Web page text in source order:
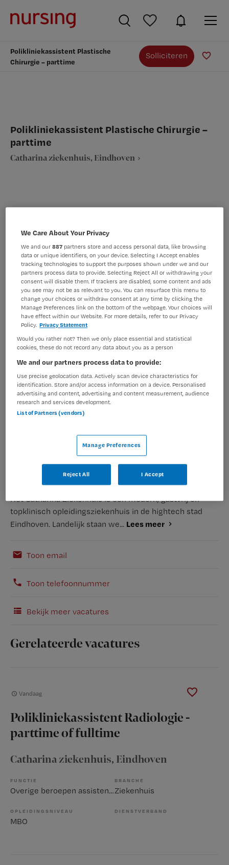
Polikliniekassistent Plastische
Chirurgie – parttime
Solliciteren
Polikliniekassistent Plastische Chirurgie –
parttime
Catharina ziekenhuis, Eindhoven
Assistenten
BRANCHE
Ziekenhuis
AANSTELLING
Vaste aanstelling
PLAATSINGSDATUM
7 juli 2025
NIVEAU
MBO
ERVARING
Starter
DIENSTVERBAND
Vacature niet beschikbaar
Deze vacature Polikliniekassistent Plastische Chirurgie –
parttime bij Catharina ziekenhuis is niet meer actueel.
Hieronder staan enkele vergelijkbare vacatures die voor
u wellicht interessant zijn.
Het Catharina Ziekenhuis is een modern, gastvrij en
topklinisch opleidingsziekenhuis in de hightech stad
Eindhoven. Landelijk staan we... Lees meer
Toon email
Toon telefoonnummer
Bekijk meer vacatures
Gerelateerde vacatures
Vandaag
Polikliniekassistent Radiologie -
parttime of fulltime
Catharina ziekenhuis, Eindhoven
FUNCTIE
Overige beroepen assistenten
BRANCHE
Ziekenhuis
OPLEIDINGSNIVEAU
MBO
DIENSTVERBAND
We Care About Your Privacy
We and our887 partners store and access personal data, like browsing
data or unique identifiers, on your device. Selecting I Accept enables
tracking technologies to support the purposes shown under we and our
partners process data to provide. Selecting Reject All or withdrawing your
consent will disable them. If trackers are disabled, some content and ads
you see may not be as relevant to you. You can resurface this menu to
change your choices or withdraw consent at any time by clicking the
Manage Preferences link on the bottom of the webpage. Your choices will
have effect within our Website. For more details, refer to our Privacy
Policy. Privacy Statement
Would you rather not? Then we only place essential and statistical
cookies, these do not record any data about you as a person
We and our partners process data to provide:
Use precise geolocation data. Actively scan device characteristics for
identification. Store and/or access information on a device. Personalised
advertising and content, advertising and content measurement, audience
research and services development.
List of Partners (vendors)
Manage Preferences
Reject All I Accept